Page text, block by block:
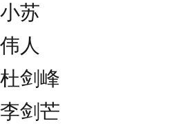
小苏
伟人
杜剑峰
李剑芒